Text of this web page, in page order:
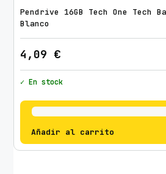
Pendrive 16GB Tech One Tech
Blanco
4,09 €
✓ En stock
Añadir al carrito